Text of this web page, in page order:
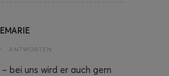
ANTWORTEN
bei uns wird er auch gern